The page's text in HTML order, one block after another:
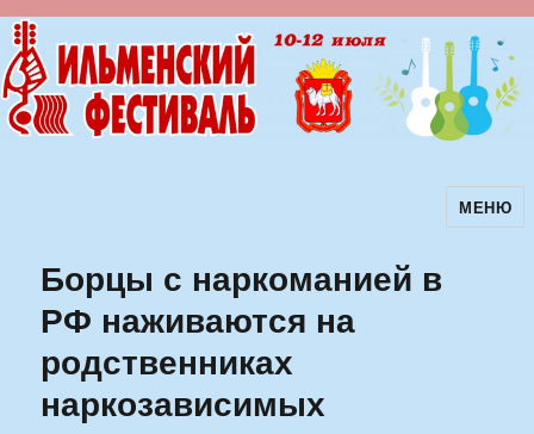
Ильменский фестиваль авторскойМЕНЮ
Борцы с наркоманией в
РФ наживаются на
родственниках
наркозависимых